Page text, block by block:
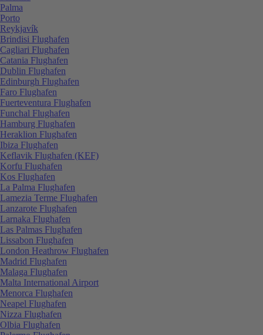
Palma
Porto
Reykjavík
Brindisi Flughafen
Cagliari Flughafen
Catania Flughafen
Dublin Flughafen
Edinburgh Flughafen
Faro Flughafen
Fuerteventura Flughafen
Funchal Flughafen
Hamburg Flughafen
Heraklion Flughafen
Ibiza Flughafen
Keflavik Flughafen (KEF)
Korfu Flughafen
Kos Flughafen
La Palma Flughafen
Lamezia Terme Flughafen
Lanzarote Flughafen
Larnaka Flughafen
Las Palmas Flughafen
Lissabon Flughafen
London Heathrow Flughafen
Madrid Flughafen
Malaga Flughafen
Malta International Airport
Menorca Flughafen
Neapel Flughafen
Nizza Flughafen
Olbia Flughafen